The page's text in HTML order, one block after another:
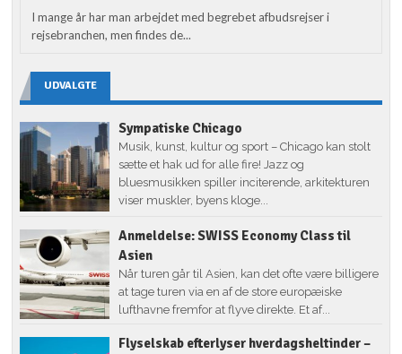
I mange år har man arbejdet med begrebet afbudsrejser i
rejsebranchen, men findes de...
UDVALGTE
Sympatiske Chicago
Musik, kunst, kultur og sport – Chicago kan stolt
sætte et hak ud for alle fire! Jazz og
bluesmusikken spiller inciterende, arkitekturen
viser muskler, byens kloge...
Anmeldelse: SWISS Economy Class til
Asien
Når turen går til Asien, kan det ofte være billigere
at tage turen via en af de store europæiske
lufthavne fremfor at flyve direkte. Et af...
Flyselskab efterlyser hverdagsheltinder –